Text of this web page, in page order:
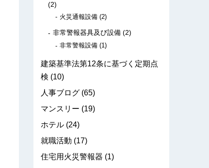
(2)
火災通報設備 (2)
非常警報器具及び設備 (2)
非常警報設備 (1)
建築基準法第12条に基づく定期点
検 (10)
人事ブログ (65)
マンスリー (19)
ホテル (24)
就職活動 (17)
住宅用火災警報器 (1)